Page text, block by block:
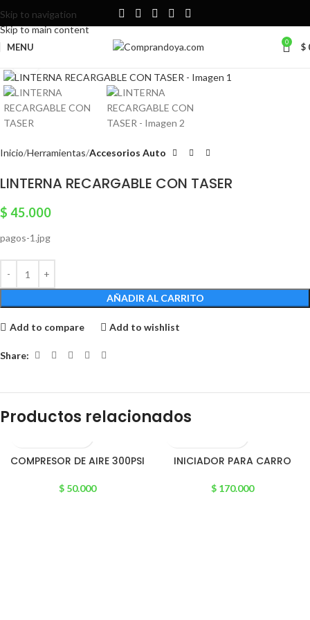
Skip to navigation
Skip to main content
MENU 0 $
Inicio Herramientas Accesorios Auto
LINTERNA RECARGABLE CON TASER
$ 45.000
pagos-1.jpg
AÑADIR AL CARRITO
Add to compare Add to wishlist
Share:
Productos relacionados
COMPRESOR DE AIRE 300PSI
$ 50.000
INICIADOR PARA CARRO
$ 170.000